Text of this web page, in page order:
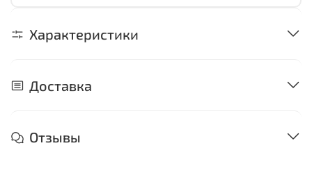
Характеристики
Доставка
Отзывы